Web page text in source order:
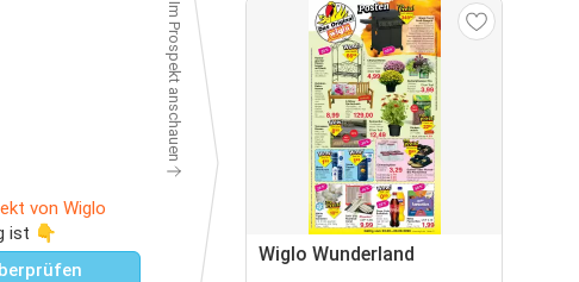
von Wiglo
ist 👇
Im Prospekt anschauen
Wiglo Wunderland